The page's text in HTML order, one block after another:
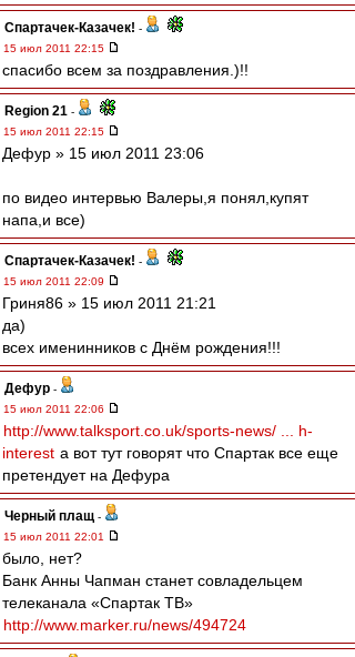
Спартачек-Казачек! -
15 июл 2011 22:15
спасибо всем за поздравления.)!!
Region 21 -
15 июл 2011 22:15
Дефур » 15 июл 2011 23:06
по видео интервью Валеры,я понял,купят
напа,и все)
Спартачек-Казачек! -
15 июл 2011 22:09
Гриня86 » 15 июл 2011 21:21
да)
всех именинников с Днём рождения!!!
Дефур -
15 июл 2011 22:06
http://www.talksport.co.uk/sports-news/ ... h-
interest а вот тут говорят что Спартак все еще
претендует на Дефура
Черный плащ -
15 июл 2011 22:01
было, нет?
Банк Анны Чапман станет совладельцем
телеканала «Спартак ТВ»
http://www.marker.ru/news/494724